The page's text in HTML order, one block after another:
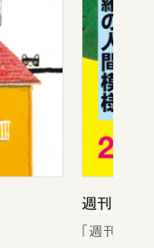
週刊新潮
「週刊新潮